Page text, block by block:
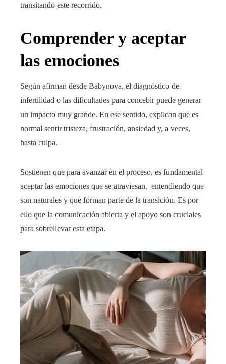
transitando este recorrido.
Comprender y aceptar
las emociones
Según afirman desde Babynova, el diagnóstico de
infertilidad o las dificultades para concebir puede generar
un impacto muy grande. En ese sentido, explican que es
normal sentir tristeza, frustración, ansiedad y, a veces,
hasta culpa.
Sostienen que para avanzar en el proceso, es fundamental
aceptar las emociones que se atraviesan, entendiendo que
son naturales y que forman parte de la transición. Es por
ello que la comunicación abierta y el apoyo son cruciales
para sobrellevar esta etapa.